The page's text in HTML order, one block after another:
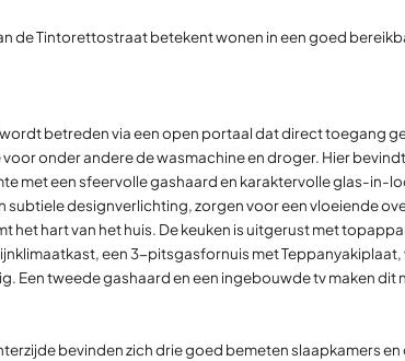
de Tintorettostraat betekent wonen in een goed
betreden via een open portaal dat direct toegang
onder andere de wasmachine en droger. Hier
met een sfeervolle gashaard en karaktervolle glas-in-
subtiele designverlichting, zorgen voor een vloeiende
het hart van het huis. De keuken is uitgerust met
een 3-pitsgasfornuis met
Een tweede gashaard en een ingebouwde tv maken
bevinden zich drie goed bemeten slaapkamers